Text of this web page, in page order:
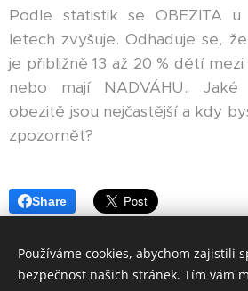
Podle statistik se OBEZITA
letech zvyšuje. Odhaduje se,
je přibližně 13 až 20 % dětí
nebo mají NADVÁHU.
obezitě jsou nejčastější a kdy
zpozornět?
Share
Používáme cookies, abychom zajistili
bezpečnost našich stránek. Tím vám